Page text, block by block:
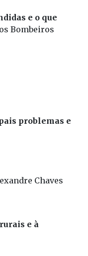
e o que
Bombeiros
problemas e
Chaves
e à